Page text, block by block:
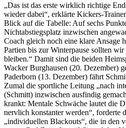
„Das ist das erste wirklich richtige
wieder dabei“, erklärte Kickers-
Blick auf die Tabelle: Auf sechs
Nichtabstiegsplatz inzwischen
Coach gleich noch eine klare Ansage
Partien bis zur Winterpause sollten
bleiben.“ Damit sind die beiden
Wacker Burghausen (20. Dezember)
Paderborn (13. Dezember) fährt
Zumal die sportliche Leitung „nach
(Schmitt) inzwischen ausfindig
krankt: Mentale Schwäche lautet die
nervlich konstanter werden“, forderte
„individuellen Blackouts“, die in den